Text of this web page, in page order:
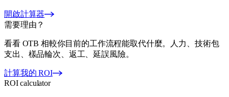
開啟計算器
需要理由？
看看 OTB 相較你目前的工作流程能取代什麼。人力、技術包
支出、樣品輪次、返工、延誤風險。
計算我的 ROI
ROI calculator